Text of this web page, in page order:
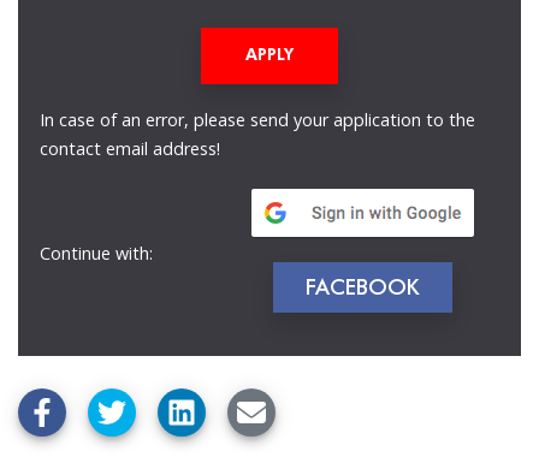
APPLY
In case of an error, please send your application to the
contact email address!
Continue with:
FACEBOOK